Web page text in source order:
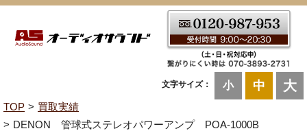
文字サイズ： 小 中 大
TOP
買取実績
DENON 管球式ステレオパワーアンプ POA-1000B